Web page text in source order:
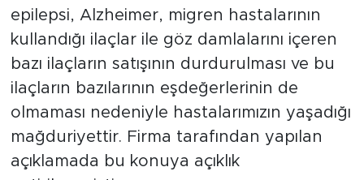
epilepsi, Alzheimer, migren hastalarının
kullandığı ilaçlar ile göz damlalarını içeren
bazı ilaçların satışının durdurulması ve bu
ilaçların bazılarının eşdeğerlerinin de
olmaması nedeniyle hastalarımızın yaşadığı
mağduriyettir. Firma tarafından yapılan
açıklamada bu konuya açıklık